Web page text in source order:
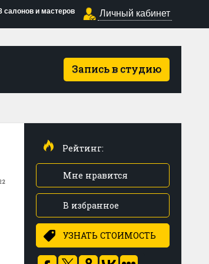
салонов и мастеров Личный кабинет
Запись в студию
Рейтинг:
Мне нравится
В избранное
УЗНАТЬ СТОИМОСТЬ